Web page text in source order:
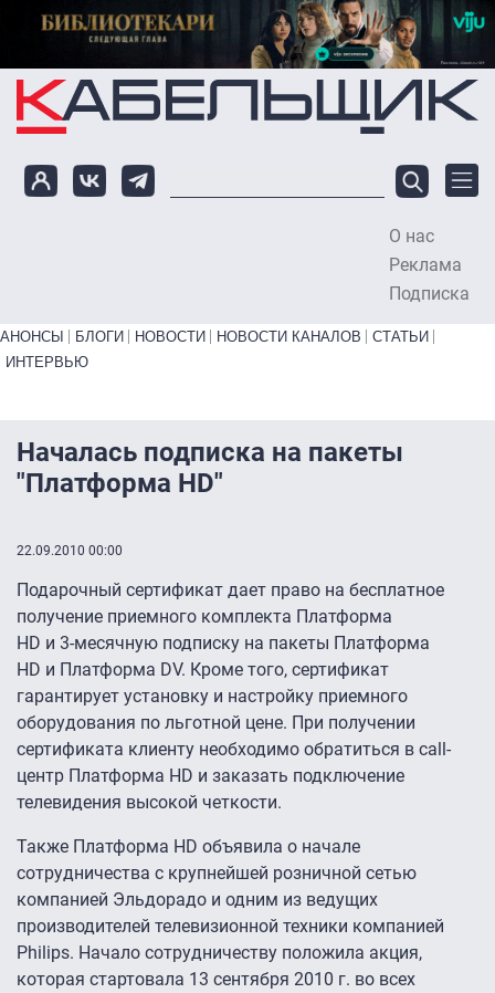
Перейти к основному содержанию
О нас
Реклама
Подписка
Primary links bottom
АНОНСЫ БЛОГИ НОВОСТИ НОВОСТИ КАНАЛОВ
СТАТЬИ
ИНТЕРВЬЮ
Началась подписка на пакеты
"Платформа HD"
22.09.2010 00:00
Подарочный сертификат дает право на бесплатное
получение приемного комплекта Платформа
HD и 3-месячную подписку на пакеты Платформа
HD и Платформа DV. Кроме того, сертификат
гарантирует установку и настройку приемного
оборудования по льготной цене. При получении
сертификата клиенту необходимо обратиться в call-
центр Платформа HD и заказать подключение
телевидения высокой четкости.
Также Платформа HD объявила о начале
сотрудничества с крупнейшей розничной сетью
компанией Эльдорадо и одним из ведущих
производителей телевизионной техники компанией
Philips. Начало сотрудничеству положила акция,
которая стартовала 13 сентября 2010 г. во всех